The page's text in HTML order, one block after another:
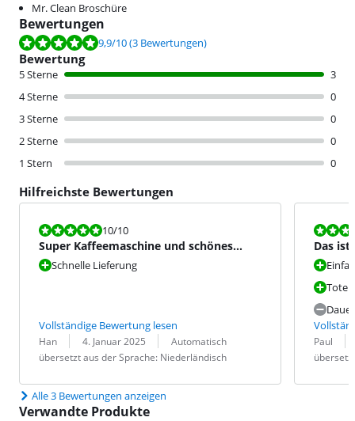
Mr. Clean Broschüre
Bewertungen
Bewertet mit 9,9 von 10, basierend auf 3 Bewertungen.
9,9/10(3 Bewertungen)
Bewertung
5 Sterne
3
4 Sterne
0
3 Sterne
0
2 Sterne
0
1 Stern
0
Hilfreichste Bewertungen
Bewertet mit 10 von 10.
10/10
Super Kaffeemaschine und schönes
Design
Schnelle Lieferung
Vollständige Bewertung lesen
Bewertung von:
Han
Datum: 4. Januar 2025
Übersetzung:
Automatisch
übersetzt aus der Sprache: Niederländisch
Bewertet
Das ist
Dauer
Bewertung
Paul
Datum:
Alle 3 Bewertungen anzeigen
Verwandte Produkte